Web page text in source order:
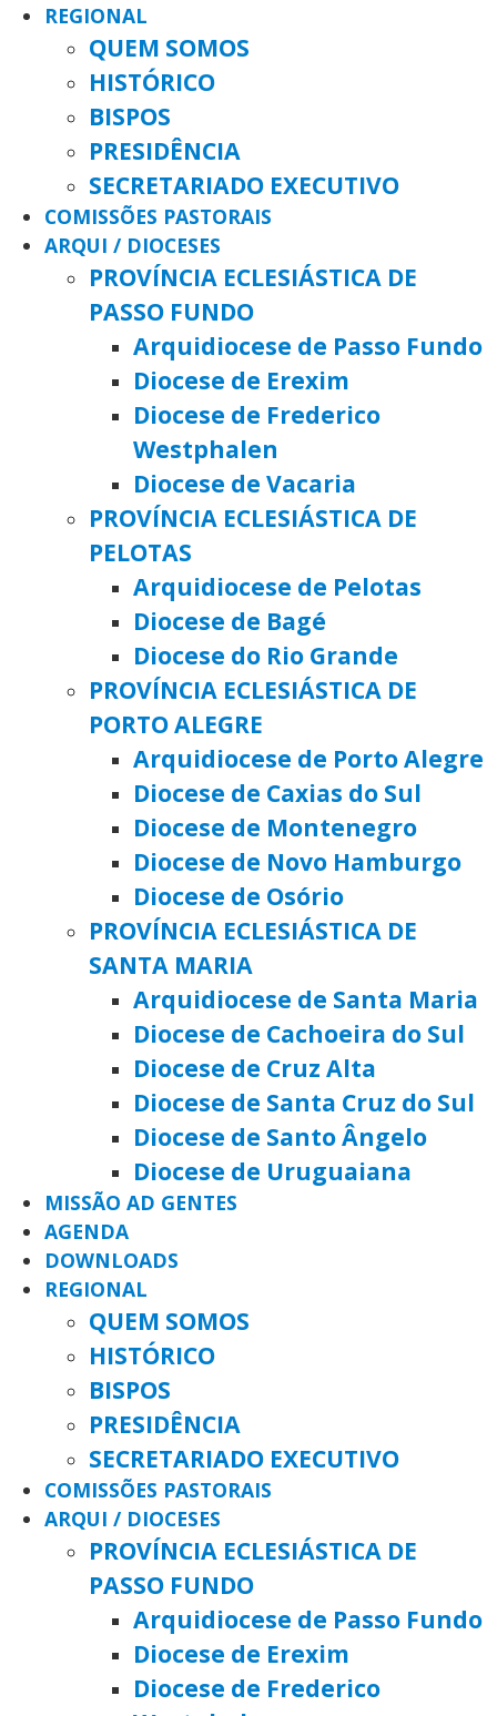
REGIONAL
QUEM SOMOS
HISTÓRICO
BISPOS
PRESIDÊNCIA
SECRETARIADO EXECUTIVO
COMISSÕES PASTORAIS
ARQUI / DIOCESES
PROVÍNCIA ECLESIÁSTICA DE
PASSO FUNDO
Arquidiocese de Passo Fundo
Diocese de Erexim
Diocese de Frederico
Westphalen
Diocese de Vacaria
PROVÍNCIA ECLESIÁSTICA DE
PELOTAS
Arquidiocese de Pelotas
Diocese de Bagé
Diocese do Rio Grande
PROVÍNCIA ECLESIÁSTICA DE
PORTO ALEGRE
Arquidiocese de Porto Alegre
Diocese de Caxias do Sul
Diocese de Montenegro
Diocese de Novo Hamburgo
Diocese de Osório
PROVÍNCIA ECLESIÁSTICA DE
SANTA MARIA
Arquidiocese de Santa Maria
Diocese de Cachoeira do Sul
Diocese de Cruz Alta
Diocese de Santa Cruz do Sul
Diocese de Santo Ângelo
Diocese de Uruguaiana
MISSÃO AD GENTES
AGENDA
DOWNLOADS
REGIONAL
QUEM SOMOS
HISTÓRICO
BISPOS
PRESIDÊNCIA
SECRETARIADO EXECUTIVO
COMISSÕES PASTORAIS
ARQUI / DIOCESES
PROVÍNCIA ECLESIÁSTICA DE
PASSO FUNDO
Arquidiocese de Passo Fundo
Diocese de Erexim
Diocese de Frederico